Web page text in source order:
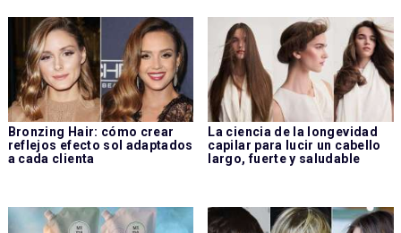
Bronzing Hair: cómo crear
reflejos efecto sol adaptados
a cada clienta
La ciencia de la longevidad
capilar para lucir un cabello
largo, fuerte y saludable